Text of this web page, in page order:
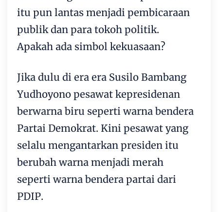
itu pun lantas menjadi pembicaraan
publik dan para tokoh politik.
Apakah ada simbol kekuasaan?
Jika dulu di era era Susilo Bambang
Yudhoyono pesawat kepresidenan
berwarna biru seperti warna bendera
Partai Demokrat. Kini pesawat yang
selalu mengantarkan presiden itu
berubah warna menjadi merah
seperti warna bendera partai dari
PDIP.